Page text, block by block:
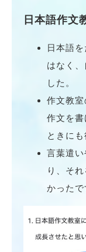
日本語作文
日本語
はなく
した。
作文教室
作文を書
ときにも
言葉遣
り、そ
かったで